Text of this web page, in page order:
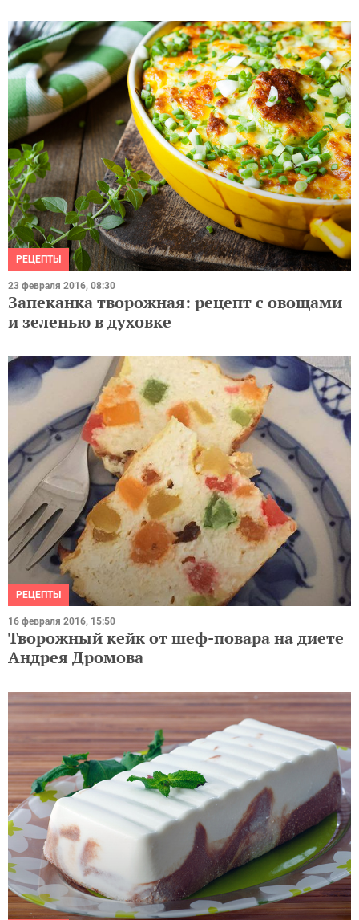
РЕЦЕПТЫ
23 февраля 2016, 08:30
Запеканка творожная: рецепт с овощами
и зеленью в духовке
РЕЦЕПТЫ
16 февраля 2016, 15:50
Творожный кейк от шеф-повара на диете
Андрея Дромова